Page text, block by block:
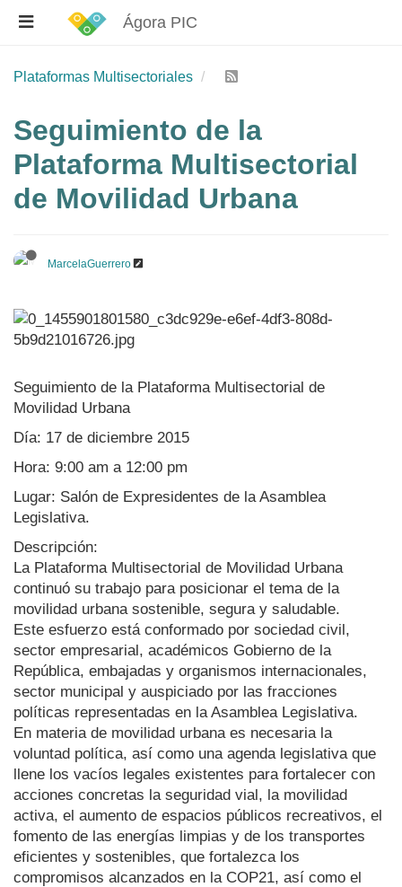
Ágora PIC
Plataformas Multisectoriales
Seguimiento de la
Plataforma Multisectorial
de Movilidad Urbana
MarcelaGuerrero
Seguimiento de la Plataforma Multisectorial de
Movilidad Urbana
Día: 17 de diciembre 2015
Hora: 9:00 am a 12:00 pm
Lugar: Salón de Expresidentes de la Asamblea
Legislativa.
Descripción:
La Plataforma Multisectorial de Movilidad Urbana
continuó su trabajo para posicionar el tema de la
movilidad urbana sostenible, segura y saludable.
Este esfuerzo está conformado por sociedad civil,
sector empresarial, académicos Gobierno de la
República, embajadas y organismos internacionales,
sector municipal y auspiciado por las fracciones
políticas representadas en la Asamblea Legislativa.
En materia de movilidad urbana es necesaria la
voluntad política, así como una agenda legislativa que
llene los vacíos legales existentes para fortalecer con
acciones concretas la seguridad vial, la movilidad
activa, el aumento de espacios públicos recreativos, el
fomento de las energías limpias y de los transportes
eficientes y sostenibles, que fortalezca los
compromisos alcanzados en la ‪COP21‬‬, así como el